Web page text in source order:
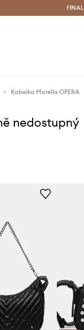
a vrácení zdarma (od
Kabelka Marella OPERA
nedostupný